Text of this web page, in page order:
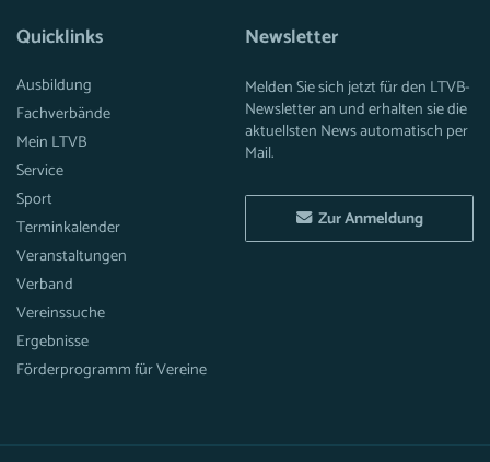
Quicklinks
Ausbildung
Fachverbände
Mein LTVB
Service
Sport
Terminkalender
Veranstaltungen
Verband
Vereinssuche
Ergebnisse
Förderprogramm für Vereine
Newsletter
Melden Sie sich jetzt für den LTVB-
Newsletter an und erhalten sie die
aktuellsten News automatisch per
Mail.
Zur Anmeldung